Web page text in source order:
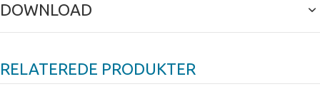
DOWNLOAD
RELATEREDE PRODUKTER